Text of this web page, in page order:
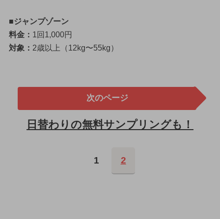
■ジャンプゾーン
料金： 1回1,000円
対象： 2歳以上（12kg〜55kg）
次のページ
日替わりの無料サンプリングも！
1 2